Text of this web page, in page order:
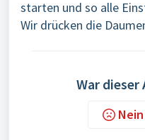
starten und so alle
Wir drücken die
War
Nein